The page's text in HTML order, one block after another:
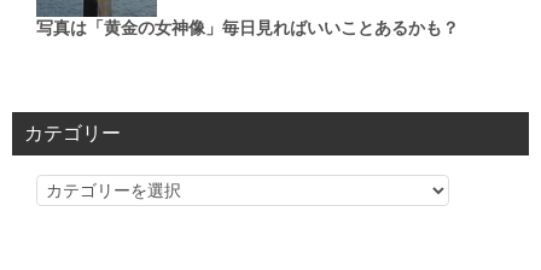
写真は「黄金の女神像」毎日見ればいいことあるかも？
カテゴリー
カ